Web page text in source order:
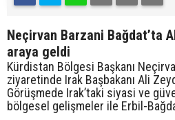
Neçirvan Barzani Bağdat’ta
araya geldi
Kürdistan Bölgesi Başkanı
ziyaretinde Irak Başbakanı Ali
Görüşmede Irak’taki siyasi ve
bölgesel gelişmeler ile Erbil-